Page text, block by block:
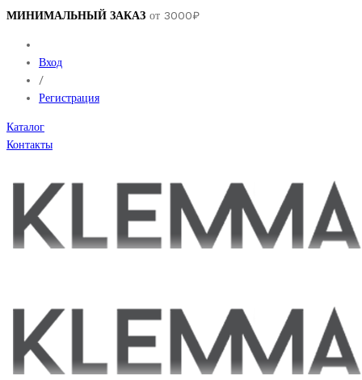
МИНИМАЛЬНЫЙ ЗАКАЗ от 3000₽
Вход
/
Регистрация
Каталог
Контакты